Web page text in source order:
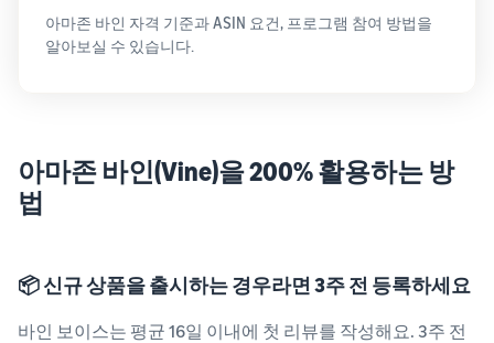
아마존 바인 자격 기준과 ASIN 요건, 프로그램 참여 방법을
알아보실 수 있습니다.
아마존 바인(Vine)을 200% 활용하는 방
법
📦 신규 상품을 출시하는 경우라면 3주 전 등록하세요
바인 보이스는 평균 16일 이내에 첫 리뷰를 작성해요. 3주 전